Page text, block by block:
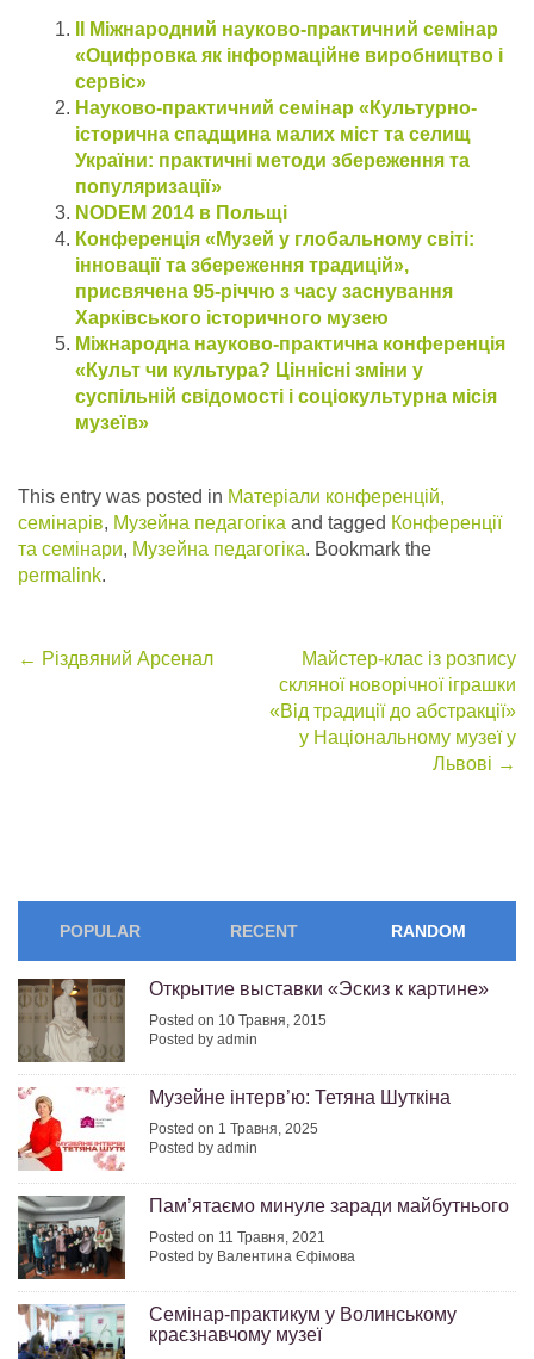
ІІ Міжнародний науково-практичний семінар
«Оцифровка як iнформацiйне виробництво і
сервіс»
Науково-практичний семінар «Культурно-
історична спадщина малих міст та селищ
України: практичні методи збереження та
популяризації»
NODEM 2014 в Польщі
Конференція «Музей у глобальному світі:
інновації та збереження традицій»,
присвячена 95-річчю з часу заснування
Харківського історичного музею
Міжнародна науково-практична конференція
«Культ чи культура? Ціннісні зміни у
суспільній свідомості і соціокультурна місія
музеїв»
This entry was posted in Матеріали конференцій,
семінарів, Музейна педагогіка and tagged Конференції
та семінари, Музейна педагогіка. Bookmark the
permalink.
Post
← Різдвяний Арсенал
Майстер-клас із розпису
скляної новорічної іграшки
«Від традиції до абстракції»
у Національному музеї у
Львові →
POPULAR RECENT RANDOM
Открытие выставки «Эскиз к картине»
Posted on 10 Травня, 2015
Posted by admin
Музейне інтерв’ю: Тетяна Шуткіна
Posted on 1 Травня, 2025
Posted by admin
Пам’ятаємо минуле заради майбутнього
Posted on 11 Травня, 2021
Posted by Валентина Єфімова
Семінар-практикум у Волинському
краєзнавчому музеї